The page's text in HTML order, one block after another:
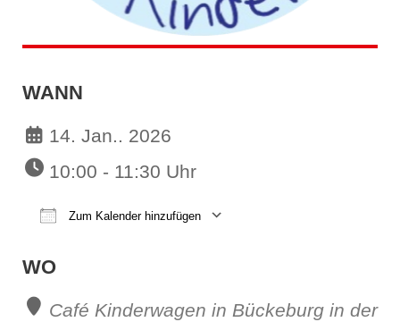
WANN
14. Jan.. 2026
10:00 - 11:30 Uhr
Zum Kalender hinzufügen
WO
Café Kinderwagen in Bückeburg in der